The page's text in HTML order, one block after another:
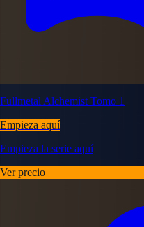
Fullmetal Alchemist Tomo 1
Empieza aquí
Empieza la serie aquí
Ver precio